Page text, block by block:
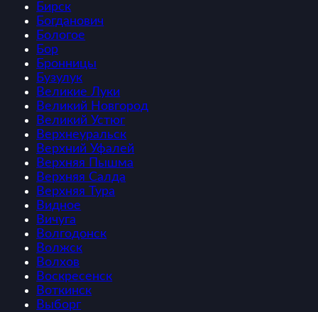
Бирск
Богданович
Бологое
Бор
Бронницы
Бузулук
Великие Луки
Великий Новгород
Великий Устюг
Верхнеуральск
Верхний Уфалей
Верхняя Пышма
Верхняя Салда
Верхняя Тура
Видное
Вичуга
Волгодонск
Волжск
Волхов
Воскресенск
Воткинск
Выборг